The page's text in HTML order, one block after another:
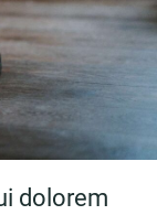
dolorem